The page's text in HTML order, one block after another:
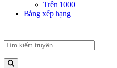
Trên 1000
Bảng xếp hạng